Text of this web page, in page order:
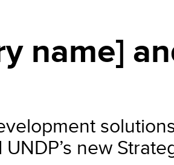
name]
new